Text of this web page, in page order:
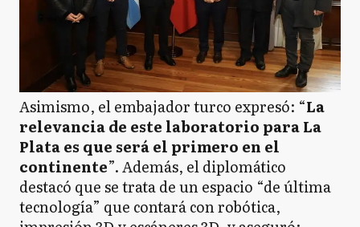
Asimismo, el embajador turco expresó: “La
relevancia de este laboratorio para La
Plata es que será el primero en el
continente”. Además, el diplomático
destacó que se trata de un espacio “de última
tecnología” que contará con robótica,